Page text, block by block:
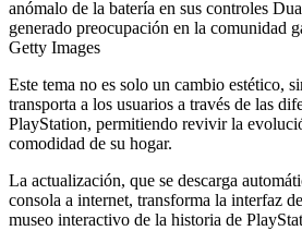
anómalo de la batería en sus controles
generado preocupación en la comunidad
Getty Images
Este tema no es solo un cambio estético,
transporta a los usuarios a través de las
PlayStation, permitiendo revivir la
comodidad de su hogar.
La actualización, que se descarga
consola a internet, transforma la interfaz
museo interactivo de la historia de